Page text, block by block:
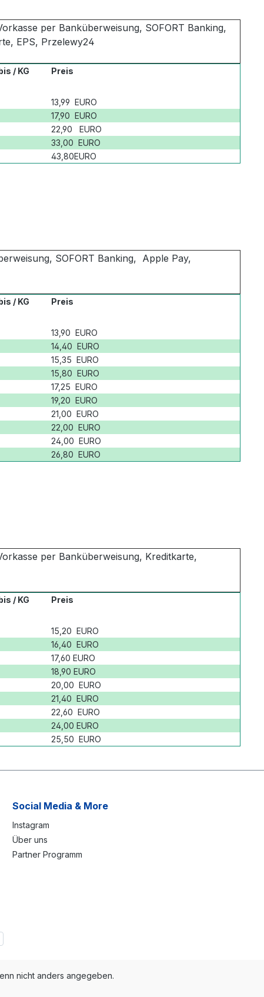
per Banküberweisung, SOFORT Banking,
EPS, Przelewy24
/ KG Preis
13,99 EURO
17,90 EURO
22,90 EURO
33,00 EURO
43,80EURO
SOFORT Banking, Apple Pay,
/ KG Preis
13,90 EURO
14,40 EURO
15,35 EURO
15,80 EURO
17,25 EURO
19,20 EURO
21,00 EURO
22,00 EURO
24,00 EURO
26,80 EURO
per Banküberweisung, Kreditkarte,
/ KG Preis
15,20 EURO
16,40 EURO
17,60 EURO
18,90 EURO
20,00 EURO
21,40 EURO
22,60 EURO
24,00 EURO
25,50 EURO
Social Media & More
Instagram
Über uns
Partner Programm
nicht anders angegeben.